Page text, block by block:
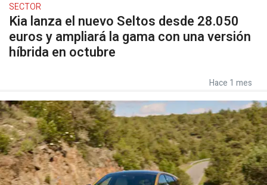
SECTOR
Kia lanza el nuevo Seltos desde 28.050
euros y ampliará la gama con una versión
híbrida en octubre
Hace 1 mes